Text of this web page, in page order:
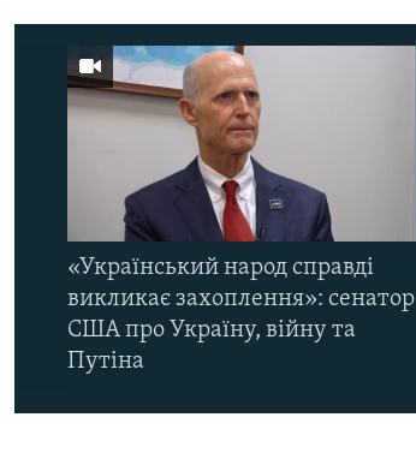
«Український народ справді
викликає захоплення»: сенатор
США про Україну, війну та
Путіна